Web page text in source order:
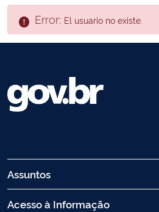
Error: El usuario no existe.
Assuntos
Acesso à Informação